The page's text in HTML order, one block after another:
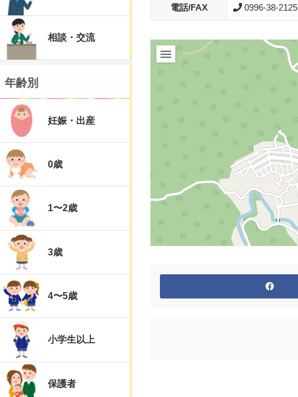
電話/FAX 0996-38-2125
相談・交流
年齢別
妊娠・出産
0歳
1〜2歳
3歳
4〜5歳
小学生以上
保護者